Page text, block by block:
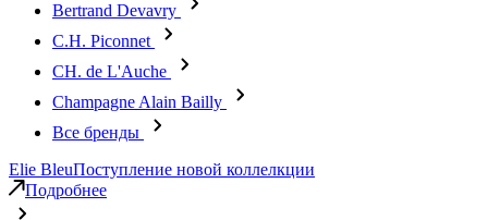
Bertrand Devavry
C.H. Piconnet
CH. de L'Auche
Champagne Alain Bailly
Все бренды
Elie BleuПоступление новой коллелкции
Подробнее